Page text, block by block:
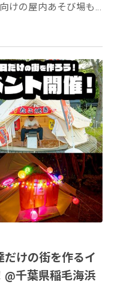
けの屋内あそび場も
けの街を作るイ
@千葉県稲毛海浜